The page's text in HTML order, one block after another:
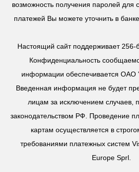
возможность получения паролей для
платежей Вы можете уточнить в
Настоящий сайт поддерживает
Конфиденциальность
информации обеспечивается ОАО
Введенная информация не будет
лицам за исключением случаев,
законодательством РФ. Проведение
картам осуществляется в
требованиями платежных систем
Europe Sprl.